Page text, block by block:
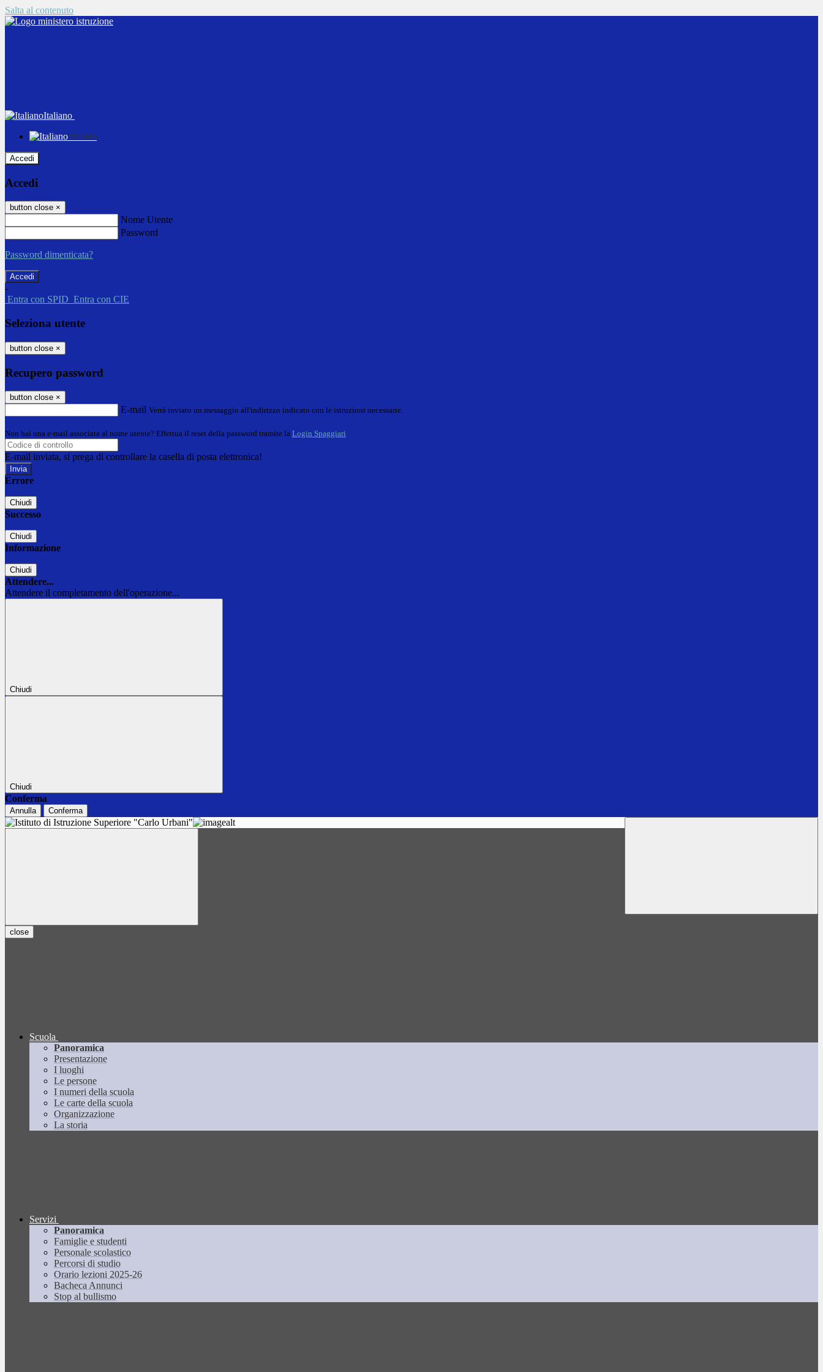
Salta al contenuto
Italiano
Italiano
Accedi
Accedi
button close ×
Nome Utente
Password
Password dimenticata?
-
Entra con SPID Entra con CIE
Seleziona utente
button close ×
Recupero password
button close ×
E-mail Verrà inviato un messaggio all'indirizzo indicato con le istruzioni necessarie.
Non hai una e-mail associata al nome utente? Effettua il reset della password tramite la Login Spaggiari
E-mail inviata, si prega di controllare la casella di posta elettronica!
Errore
Chiudi
Successo
Chiudi
Informazione
Chiudi
Attendere...
Attendere il completamento dell'operazione...
Chiudi
Chiudi
Conferma
Annulla Conferma
close
Scuola
Panoramica
Presentazione
I luoghi
Le persone
I numeri della scuola
Le carte della scuola
Organizzazione
La storia
Servizi
Panoramica
Famiglie e studenti
Personale scolastico
Percorsi di studio
Orario lezioni 2025-26
Bacheca Annunci
Stop al bullismo